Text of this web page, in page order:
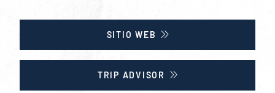
SITIO WEB
TRIP ADVISOR